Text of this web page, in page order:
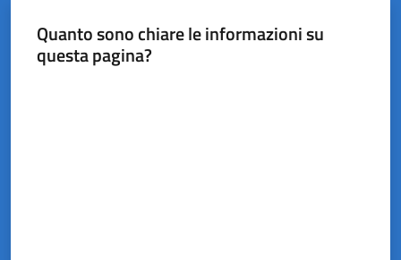
Quanto sono chiare le informazioni su
questa pagina?